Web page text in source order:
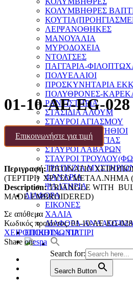
ΚΟΛΥΜΒΗΘΡΕΣ
ΛΕΙΨΑΝΟΘΗΚΕΣ
ΜΑΝΟΥΑΛΙΑ
ΜΥΡΟΔΟΧΕΙΑ
ΝΤΟΛΤΣΕΣ
ΠΑΓΓΑΡΙΑ-
ΠΟΛΥΕΛΑΙΟΙ
ΠΡΟΣΚΥΝΗΤΑΡΙΑ
ΠΟΛΥΘΡΟΝΕΣ-
ΡΑΝΤΙΣΤΗΡΙΑ
ΣΤΑΣΙΔΙΑ ΑΛΟΥΜ
ΣΤΑΥΡΟΙ ΑΓΙΑΣΜΟΥ
ΣΤΑΥΡΟΙ ΕΠΙΣΤΗΘΙΟΙ
ΣΤΑΥΡΟΙ ΕΥΛΟΓΙΑΣ
ΣΤΑΥΡΟΙ ΛΑΒΑΡΩΝ
ΣΤΑΥΡΟΙ
ΤΡΑΠΕΖΙΑ
ΦΑΝΑΡΙΑ
ΨΑΛΤΗΡΙΑ
ΔΙΑΦΟΡΑ
ΕΙΚΟΝΕΣ
ΧΑΛΙΑ
ΔΙΑΦΟΡΑ-ΑΝΑΛΩΣΙΜΑ
ΕΠΙΚΟΙΝΩΝΙΑ
Search for:
Search Button
01-10-AE-EG-028
Επικοινωνήστε για τιμή
Περιγραφή:ΠΙΓΟΝΑΤΙΟ
(ΤΕΡΤΙΡΙ) ΧΡΥΣΟ ΜΕΤΑΛ.ΝΗΜΑ
Description:TRIANGLE WITH
MADE EMBROIDERED)
Σε απόθεμα
Κωδικός προϊόντος:01-10-AE-EG-028
ΧΕΙΡΟΠΟΙΗΤΑ - ΤΙΡΤΙΡΙ
Share on: